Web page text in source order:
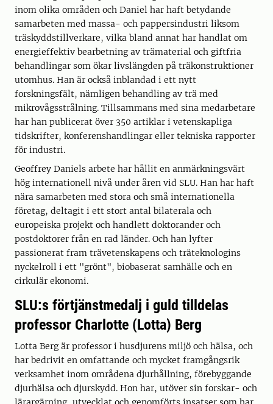
inom olika områden och Daniel har haft betydande
samarbeten med massa- och pappersindustri liksom
träskyddstillverkare, vilka bland annat har handlat om
energieffektiv bearbetning av trämaterial och giftfria
behandlingar som ökar livslängden på träkonstruktioner
utomhus. Han är också inblandad i ett nytt
forskningsfält, nämligen behandling av trä med
mikrovågsstrålning. Tillsammans med sina medarbetare
har han publicerat över 350 artiklar i vetenskapliga
tidskrifter, konferenshandlingar eller tekniska rapporter
för industri.
Geoffrey Daniels arbete har hållit en anmärkningsvärt
hög internationell nivå under åren vid SLU. Han har haft
nära samarbeten med stora och små internationella
företag, deltagit i ett stort antal bilaterala och
europeiska projekt och handlett doktorander och
postdoktorer från en rad länder. Och han lyfter
passionerat fram trävetenskapens och träteknologins
nyckelroll i ett "grönt", biobaserat samhälle och en
cirkulär ekonomi.
SLU:s förtjänstmedalj i guld tilldelas
professor Charlotte (Lotta) Berg
Lotta Berg är professor i husdjurens miljö och hälsa, och
har bedrivit en omfattande och mycket framgångsrik
verksamhet inom områdena djurhållning, förebyggande
djurhälsa och djurskydd. Hon har, utöver sin forskar- och